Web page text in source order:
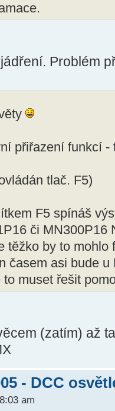
Problém
přiřazení funkcí -
tlač. F5)
F5 spínáš
či MN300P16
těžko by to
časem asi bude
muset řešit
(zatím) až
- DCC
am